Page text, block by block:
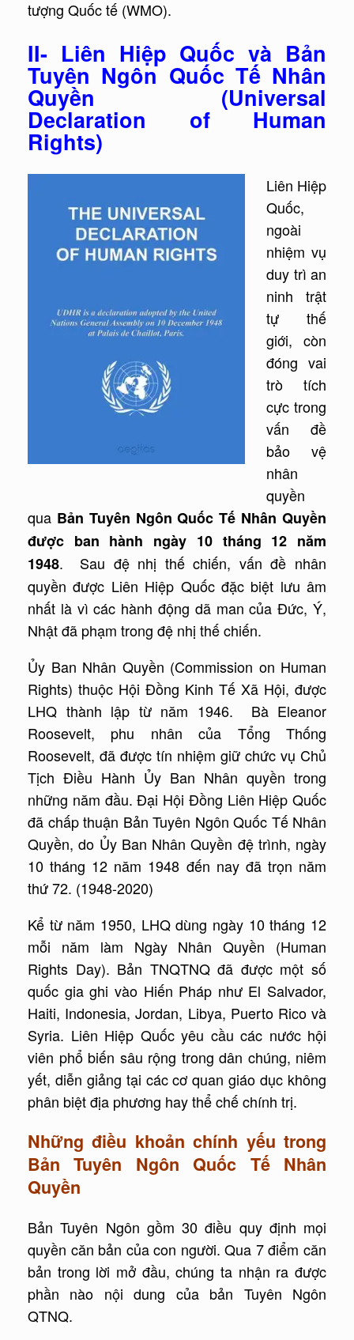
tượng Quốc tế (WMO).
II- Liên Hiệp Quốc và Bản
Tuyên Ngôn Quốc Tế Nhân
Quyền (Universal
Declaration of Human
Rights)
Liên Hiệp
Quốc,
ngoài
nhiệm vụ
duy trì an
ninh trật
tự thế
giới, còn
đóng vai
trò tích
cực trong
vấn đề
bảo vệ
nhân
quyền
qua Bản Tuyên Ngôn Quốc Tế Nhân Quyền
được ban hành ngày 10 tháng 12 năm
1948. Sau đệ nhị thế chiến, vấn đề nhân
quyềnđược Liên Hiệp Quốc đặc biệt lưu âm
nhất là vì các hành động dã man của Đức, Ý,
Nhật đã phạm trong đệ nhị thế chiến.
Ủy Ban Nhân Quyền (Commission on Human
Rights) thuộc Hội Đồng Kinh Tế Xã Hội, được
LHQ thành lập từ năm 1946. Bà Eleanor
Roosevelt, phu nhân của Tổng Thống
Roosevelt, đã được tín nhiệm giữ chức vụ Chủ
Tịch Điều Hành Ủy Ban Nhân quyền trong
những năm đầu. Đại Hội Đồng Liên Hiệp Quốc
đã chấp thuận Bản Tuyên Ngôn Quốc Tế Nhân
Quyền, do Ủy Ban Nhân Quyền đệ trình, ngày
10 tháng 12 năm 1948 đến nay đã trọn năm
thứ 72. (1948-2020)
Kể từ năm 1950, LHQ dùng ngày 10 tháng 12
mỗi năm làm Ngày Nhân Quyền (Human
Rights Day). Bản TNQTNQ đã được một số
quốc gia ghi vào Hiến Pháp như El Salvador,
Haiti, Indonesia, Jordan, Libya, Puerto Rico và
Syria. Liên Hiệp Quốc yêu cầu các nước hội
viên phổ biến sâu rộng trong dân chúng, niêm
yết, diễn giảng tại các cơ quan giáo dục không
phân biệt địa phương hay thể chế chính trị.
Những điều khoản chính yếu trong
Bản Tuyên Ngôn Quốc Tế Nhân
Quyền
Bản Tuyên Ngôn gồm 30 điều quy định mọi
quyền căn bản của con người. Qua 7 điểm căn
bản trong lời mở đầu, chúng ta nhận ra được
phần nào nội dung của bản Tuyên Ngôn
QTNQ.